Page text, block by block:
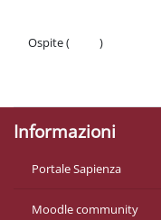
Ospite (
)
Informazioni
Portale Sapienza
Moodle community